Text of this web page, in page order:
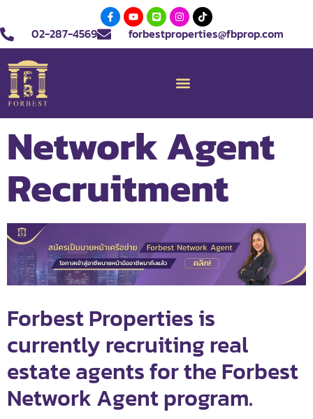
02-287-4569 forbestproperties@fbprop.com
Network Agent
Recruitment
Forbest Properties is
currently recruiting real
estate agents for the Forbest
Network Agent program.